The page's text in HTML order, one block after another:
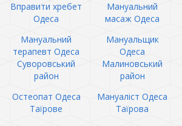
Вправити хребет
Одеса
Мануальний
масаж Одеса
Мануальний
терапевт Одеса
Суворовський
район
Мануальщик
Одеса
Малиновський
район
Остеопат Одеса
Таїрове
Мануаліст Одеса
Таїрова